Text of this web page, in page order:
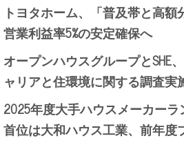
トヨタホーム、「普及帯と高
営業利益率5%の安定確保へ
オープンハウスグループとSHE
ャリアと住環境に関する調査実
2025年度大手ハウスメーカー
首位は大和ハウス工業、前年度